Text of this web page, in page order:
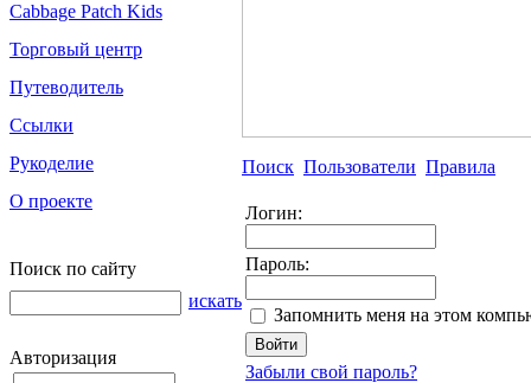
Cabbage Patch Kids
Торговый центр
Путеводитель
Ссылки
Рукоделие
О проекте
Поиск по сайту
искать
Авторизация
Поиск Пользователи Правила
Логин:
Пароль:
Запомнить меня на этом
Забыли свой пароль?